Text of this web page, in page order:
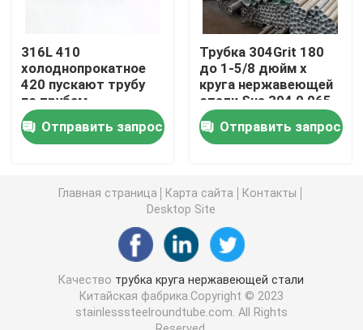
Стальная заготовка для проволоки
Адвокатура нержавеющей стали штанга
Прокладка легированной стали
Катушка легированной стали
Гальванизированная стальная катушка
Гальванизированная стальная пластина
316L 410
холоднопрокатное
420 пускают трубу
по трубам
нержавеющей стали
трубы нержавеющей
стали 310s
Отправить запрос
Трубка 304Grit 180
до 1-5/8 дюйм x
круга нержавеющей
стали Sus 304 0,065
сваренного 430
Отправить запрос
Главная страница Карта сайта
Контакты
Desktop Site
Качество трубка круга нержавеющей стали
Китайская фабрика.Copyright © 2023
stainlesssteelroundtube.com. All Rights